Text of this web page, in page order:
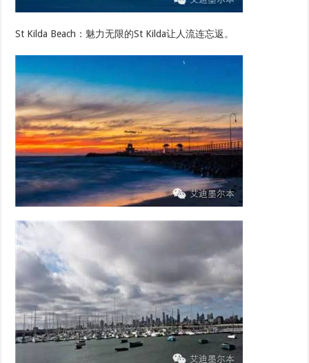
St Kilda Beach：魅力无限的St Kilda让人流连忘返。